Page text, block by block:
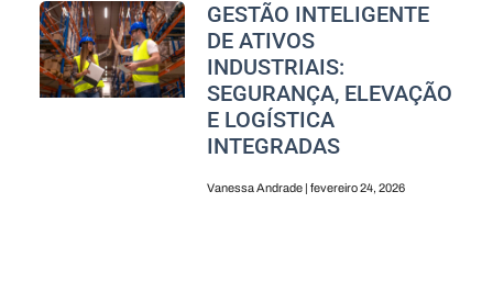
GESTÃO INTELIGENTE
DE ATIVOS
INDUSTRIAIS:
SEGURANÇA, ELEVAÇÃO
E LOGÍSTICA
INTEGRADAS
Vanessa Andrade fevereiro 24, 2026